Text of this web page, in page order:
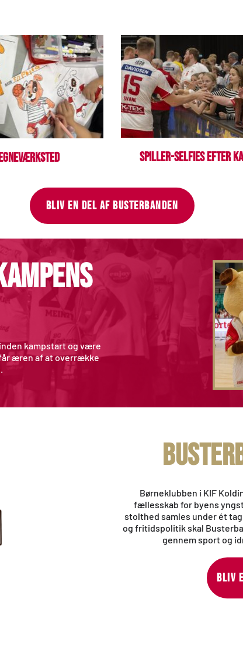
Spiller-selfies efter
BLIV EN DEL AF BUSTERBANDEN
kampstart og være
æren af at overrække
Børneklubben i KIF
fællesskab for byens
stolthed samles under ét
og fritidspolitik skal
gennem sport og
BLIV